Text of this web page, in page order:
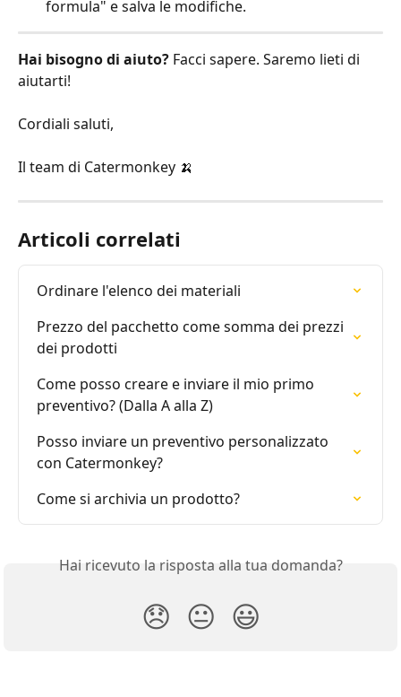
formula" e salva le modifiche.
Hai bisogno di aiuto? Facci sapere. Saremo lieti di
aiutarti!
Cordiali saluti,
Il team di Catermonkey 🍌
Articoli correlati
Ordinare l'elenco dei materiali
Prezzo del pacchetto come somma dei prezzi
dei prodotti
Come posso creare e inviare il mio primo
preventivo? (Dalla A alla Z)
Posso inviare un preventivo personalizzato
con Catermonkey?
Come si archivia un prodotto?
Hai ricevuto la risposta alla tua domanda?
😞 😐 😃